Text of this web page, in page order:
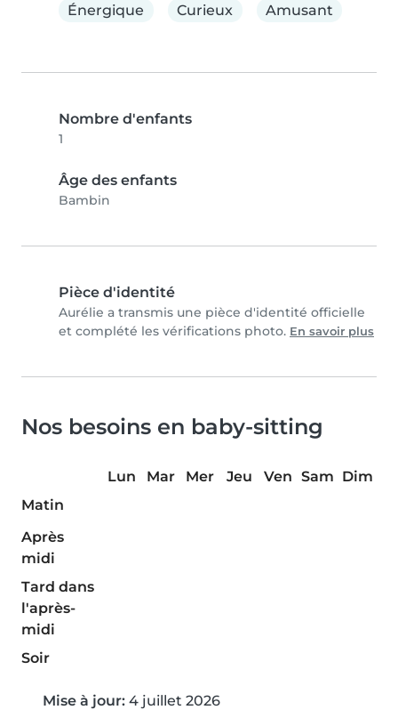
Énergique
Curieux Amusant
Nombre d'enfants
1
Âge des enfants
Bambin
Pièce d'identité
Aurélie a transmis une pièce d'identité officielle
et complété les vérifications photo. En savoir plus
Nos besoins en baby-sitting
Lun Mar Mer Jeu Ven Sam Dim
Matin
Après
midi
Tard dans
l'après-
midi
Soir
Mise à jour: 4 juillet 2026